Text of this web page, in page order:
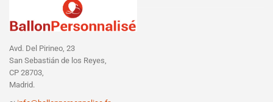
Avd. Del Pirineo, 23
San Sebastián de los Reyes,
CP 28703,
Madrid.